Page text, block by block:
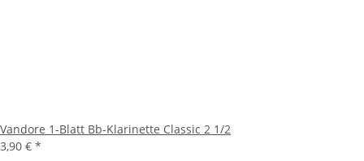
Vandore 1-Blatt Bb-Klarinette Classic 2 1/2
3,90 € *